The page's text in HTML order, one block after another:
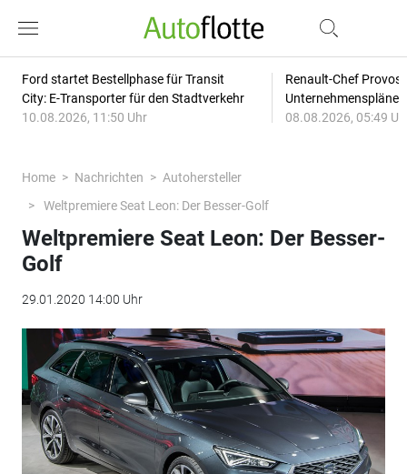
Ford startet Bestellphase für Transit
City: E-Transporter für den Stadtverkehr
10.08.2026, 11:50 Uhr
Renault-Chef
08.08.2026, 05:49
Home Nachrichten
Autohersteller
Weltpremiere Seat Leon: Der Besser-Golf
Weltpremiere Seat Leon: Der Besser-
Golf
29.01.2020 14:00 Uhr